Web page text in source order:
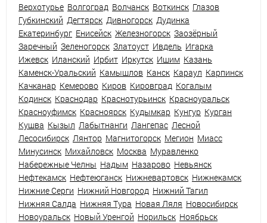
Верхотурье Волгоград Волчанск Воткинск Глазов
Губкинский Дегтярск Дивногорск Дудинка
Екатеринбург Енисейск Железногорск Заозёрный
Заречный Зеленогорск Златоуст Ивдель Игарка
Ижевск Иланский Ирбит Иркутск Ишим Казань
Каменск-Уральский Камышлов Канск Караул Карпинск
Качканар Кемерово Киров Кировград Когалым
Кодинск Краснодар Краснотурьинск Красноуральск
Красноуфимск Красноярск Кудымкар Кунгур Курган
Кушва Кызыл Лабытнанги Лангепас Лесной
Лесосибирск Лянтор Магнитогорск Мегион Миасс
Минусинск Михайловск Москва Муравленко
Набережные Челны Надым Назарово Невьянск
Нефтекамск Нефтеюганск Нижневартовск Нижнекамск
Нижние Серги Нижний Новгород Нижний Тагил
Нижняя Салда Нижняя Тура Новая Ляля Новосибирск
Новоуральск Новый Уренгой Норильск Ноябрьск